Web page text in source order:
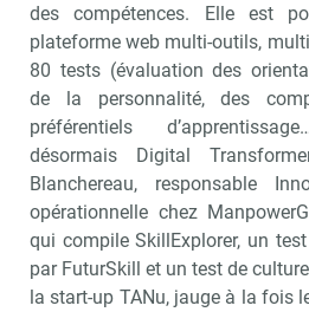
des compétences. Elle est
plateforme web multi-outils,
80 tests (évaluation des
de la personnalité, des
préférentiels
désormais Digital
Blanchereau, responsable
opérationnelle chez
qui compile SkillExplorer, un
par FuturSkill et un test de
la start-up TANu, jauge à la fois